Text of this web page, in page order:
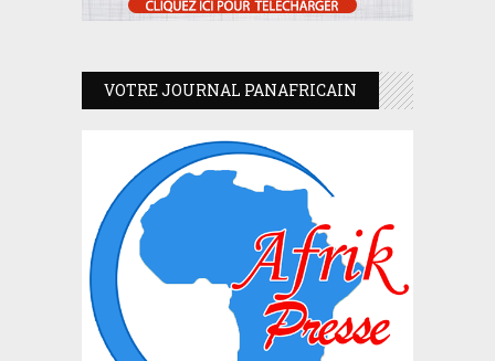
VOTRE JOURNAL PANAFRICAIN